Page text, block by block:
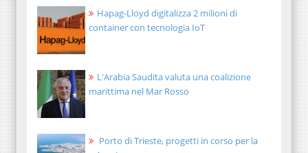
Hapag-Lloyd digitalizza 2 milioni di
container con tecnologia IoT
L'Arabia Saudita valuta una coalizione
marittima nel Mar Rosso
Porto di Trieste, progetti in corso per la